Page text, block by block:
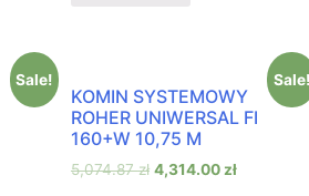
Sale!
KOMIN SYSTEMOWY
ROHER UNIWERSAL FI
160+W 10,75 M
5,074.87zł 4,314.00 zł